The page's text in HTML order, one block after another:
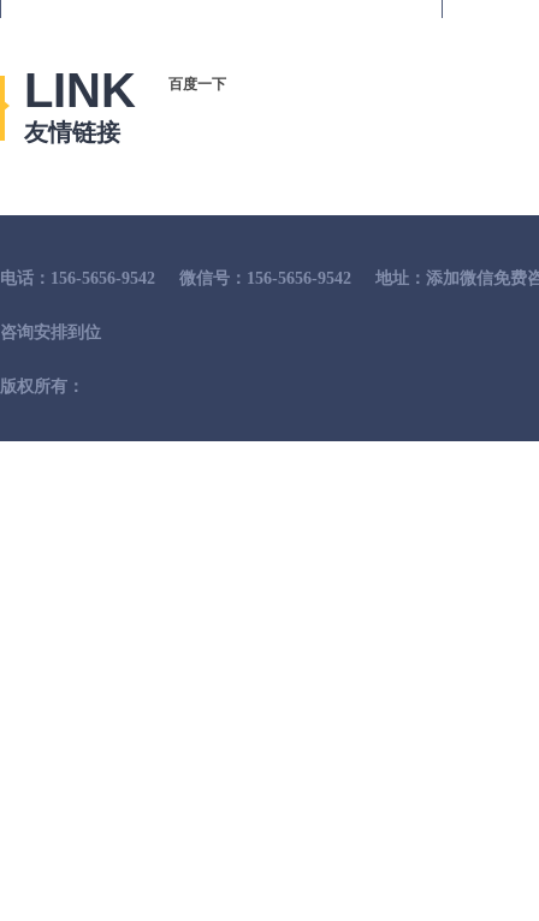
LINK
友情链接
百度一下
电话：156-5656-9542 微信号：156-5656-9542 地址：添加微信免费
咨询安排到位
版权所有：